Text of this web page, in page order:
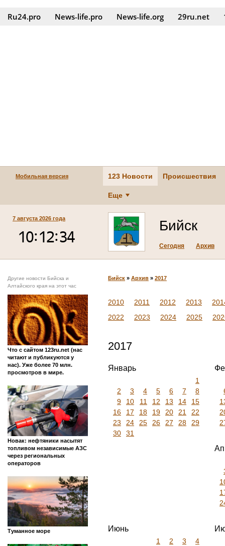
Ru24.pro News‑life.pro News‑life.org 29ru.net
Мобильная версия 123 Новости Происшествия
Еще
7 августа 2026 года Бийск
Сегодня Архив
Другие новости Бийска и
Алтайского края на этот час
Что с сайтом 123ru.net (нас
читают и публикуются у
нас). Уже более 70 млн.
просмотров в мире.
Новак: нефтяники насытят
топливом независимые АЗС
через региональных
операторов
Туманное море
Бийск » Архив » 2017
2010 2011 2012 2013
2022
2023 2024 2025
2017
Январь
1
2
3 4 5 6 7
8
9
10 11 12 13 14
15
16
17 18 19 20 21
22
23
24 25 26 27 28
29
30
31
Июнь
1 2 3
4